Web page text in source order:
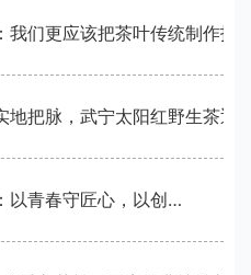
【青年茶人说】王海龙：以青春守匠心，以创新赴茶程